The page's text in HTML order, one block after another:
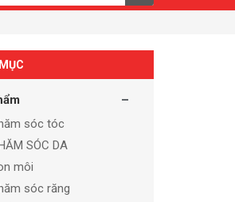
sóc tóc
SÓC DA
môi
sóc răng